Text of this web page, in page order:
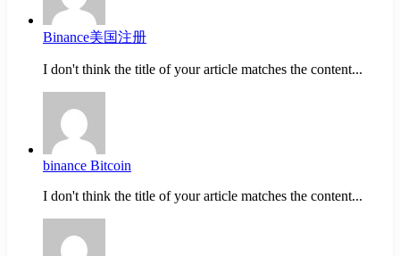
Binance美国注册
I don't think the title of your article matches the content...
binance Bitcoin
I don't think the title of your article matches the content...